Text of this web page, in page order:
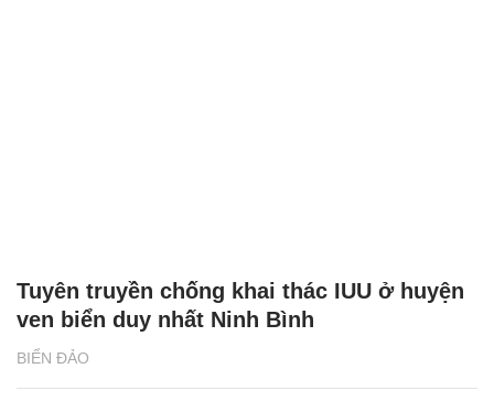
BIỂN ĐẢO
Tuyên truyền chống khai thác IUU ở huyện
ven biển duy nhất Ninh Bình